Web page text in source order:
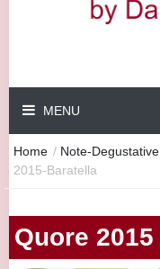
MENU
Home / Note-Degustative
2015-Baratella
Quore 2015